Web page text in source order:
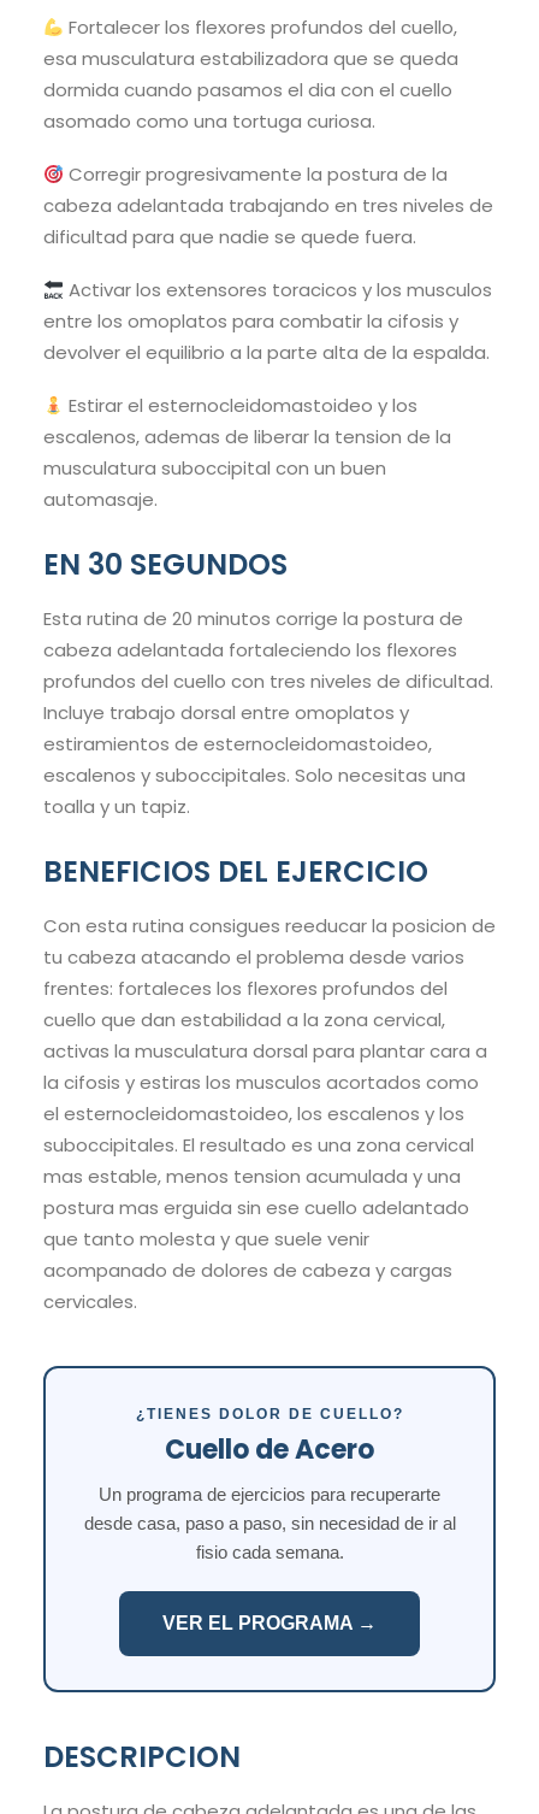
Fortalecer los flexores profundos del cuello,
esa musculatura estabilizadora que se queda
dormida cuando pasamos el dia con el cuello
asomado como una tortuga curiosa.
Corregir progresivamente la postura de la
cabeza adelantada trabajando en tres niveles de
dificultad para que nadie se quede fuera.
Activar los extensores toracicos y los musculos
entre los omoplatos para combatir la cifosis y
devolver el equilibrio a la parte alta de la espalda.
Estirar el esternocleidomastoideo y los
escalenos, ademas de liberar la tension de la
musculatura suboccipital con un buen
automasaje.
EN 30 SEGUNDOS
Esta rutina de 20 minutos corrige la postura de
cabeza adelantada fortaleciendo los flexores
profundos del cuello con tres niveles de dificultad.
Incluye trabajo dorsal entre omoplatos y
estiramientos de esternocleidomastoideo,
escalenos y suboccipitales. Solo necesitas una
toalla y un tapiz.
BENEFICIOS DEL EJERCICIO
Con esta rutina consigues reeducar la posicion de
tu cabeza atacando el problema desde varios
frentes: fortaleces los flexores profundos del
cuello que dan estabilidad a la zona cervical,
activas la musculatura dorsal para plantar cara a
la cifosis y estiras los musculos acortados como
el esternocleidomastoideo, los escalenos y los
suboccipitales. El resultado es una zona cervical
mas estable, menos tension acumulada y una
postura mas erguida sin ese cuello adelantado
que tanto molesta y que suele venir
acompanado de dolores de cabeza y cargas
cervicales.
¿TIENES DOLOR DE CUELLO?
Cuello de Acero
Un programa de ejercicios para recuperarte
desde casa, paso a paso, sin necesidad de ir al
fisio cada semana.
VER EL PROGRAMA →
DESCRIPCION